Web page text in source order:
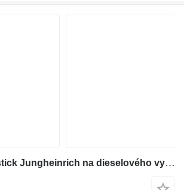
Hydraulický joystick Jungheinrich na dieselového vysokozdvižného vozíka